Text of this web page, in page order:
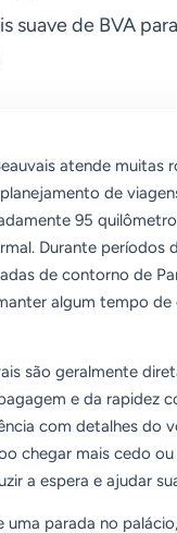
suave de BVA
atende muitas
de
95
Durante períodos
de contorno de
algum tempo
são geralmente
e da rapidez
com detalhes do
chegar mais cedo
a espera e ajudar
uma parada no